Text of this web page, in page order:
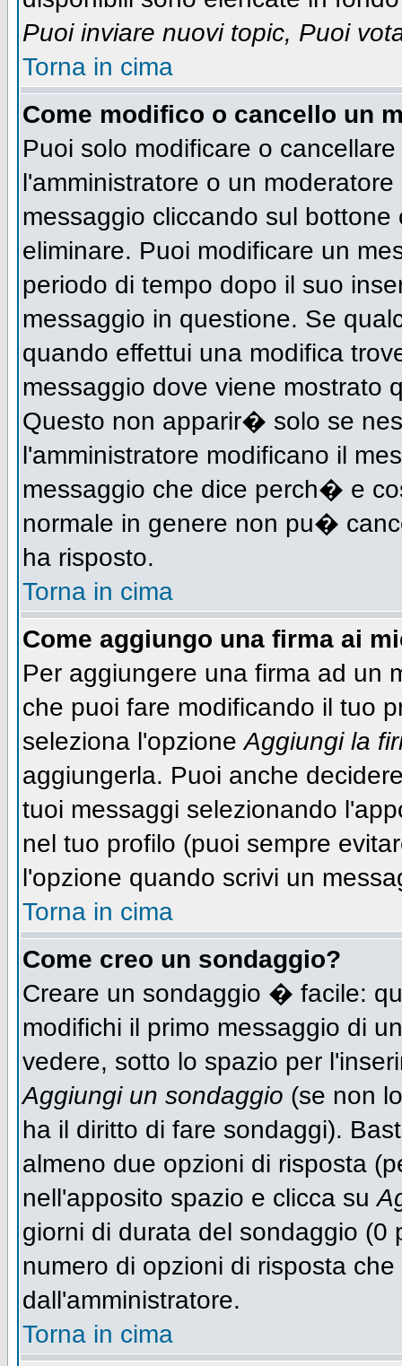
Puoi inviare nuovi topic, Puoi
Torna in cima
Come modifico o cancello un
Puoi solo modificare o
l'amministratore o un
messaggio cliccando sul
eliminare. Puoi modificare un
periodo di tempo dopo il suo
messaggio in questione. Se
quando effettui una modifica
messaggio dove viene mostrato
Questo non apparir� solo se
l'amministratore modificano il
messaggio che dice perch� e
normale in genere non pu�
ha risposto.
Torna in cima
Come aggiungo una firma ai
Per aggiungere una firma ad un
che puoi fare modificando il tuo
seleziona l'opzioneAggiungi la
aggiungerla. Puoi anche
tuoi messaggi selezionando
nel tuo profilo (puoi sempre
l'opzione quando scrivi un
Torna in cima
Come creo un sondaggio?
Creare un sondaggio � facile:
modifichi il primo messaggio di
vedere, sotto lo spazio per
Aggiungi un sondaggio (se non
ha il diritto di fare sondaggi).
almeno due opzioni di risposta
nell'apposito spazio e clicca su
giorni di durata del sondaggio
numero di opzioni di risposta
dall'amministratore.
Torna in cima